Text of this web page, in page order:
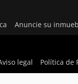
Anuncie su
legal Política de